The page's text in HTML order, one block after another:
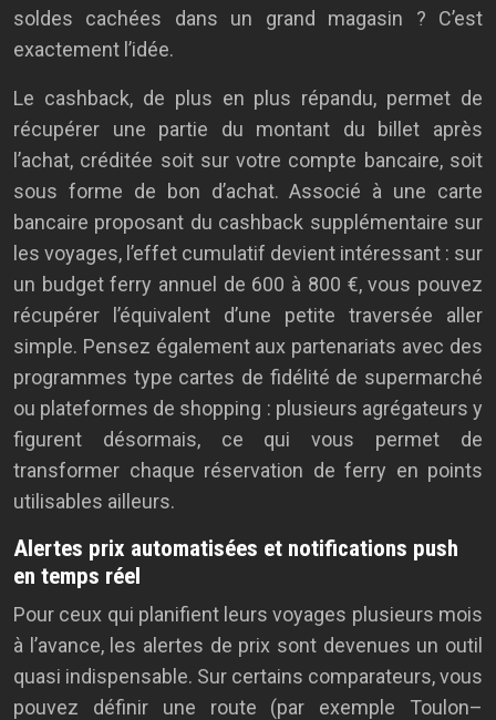
soldes cachées dans un grand magasin ? C’est
exactement l’idée.
Le cashback, de plus en plus répandu, permet de
récupérer une partie du montant du billet après
l’achat, créditée soit sur votre compte bancaire, soit
sous forme de bon d’achat. Associé à une carte
bancaire proposant du cashback supplémentaire sur
les voyages, l’effet cumulatif devient intéressant : sur
un budget ferry annuel de 600 à 800 €, vous pouvez
récupérer l’équivalent d’une petite traversée aller
simple. Pensez également aux partenariats avec des
programmes type cartes de fidélité de supermarché
ou plateformes de shopping : plusieurs agrégateurs y
figurent désormais, ce qui vous permet de
transformer chaque réservation de ferry en points
utilisables ailleurs.
Alertes prix automatisées et notifications push
en temps réel
Pour ceux qui planifient leurs voyages plusieurs mois
à l’avance, les alertes de prix sont devenues un outil
quasi indispensable. Sur certains comparateurs, vous
pouvez définir une route (par exemple Toulon–